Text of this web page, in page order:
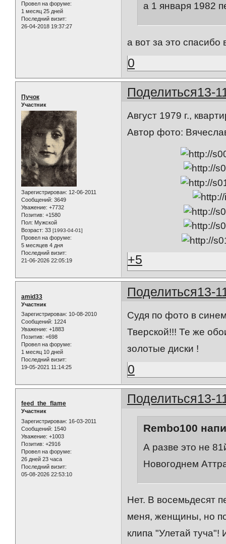
Провел на форуме:
1 месяц 25 дней
Последний визит:
26-04-2018 19:37:27
а 1 января 1982
а вот за это спасибо
0
Поделиться13-
Пучок
Участник
Зарегистрирован: 12-06-2011
Сообщений: 3649
Уважение: +7732
Позитив: +1580
Пол: Мужской
Возраст: 33 [1993-04-01]
Провел на форуме:
5 месяцев 4 дня
Последний визит:
21-06-2026 22:05:19
Август 1979 г.,
Автор фото:
+5
Поделиться13-
amid33
Участник
Зарегистрирован: 10-08-2010
Сообщений: 1224
Уважение: +1883
Позитив: +698
Провел на форуме:
1 месяц 10 дней
Последний визит:
19-05-2021 11:14:25
Судя по фото в
Тверской!!! Те же
золотые диски !
0
Поделиться13-
feed_the_flame
Участник
Зарегистрирован: 16-03-2011
Сообщений: 1540
Уважение: +1003
Позитив: +2916
Провел на форуме:
26 дней 23 часа
Последний визит:
05-08-2026 22:53:10
Rembo100
А разве это не
Новогоднем
Нет. В восемьдесят
меня, женщины, но
клипа "Улетай